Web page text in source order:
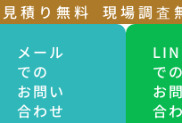
見積り無料 現場調査
メール
での
お問い
合わせ
での
お
合